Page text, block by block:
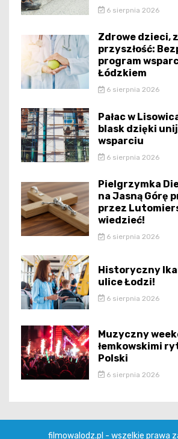
6 sierpnia 2026
Zdrowe dzieci,
przyszłość:
program
Łódzkiem
6 sierpnia 2026
Pałac w
blask dzięki
wsparciu
6 sierpnia 2026
Pielgrzymka
na Jasną Górę
przez
wiedzieć!
6 sierpnia 2026
Historyczny
ulice Łodzi!
6 sierpnia 2026
Muzyczny
łemkowskimi
Polski
6 sierpnia 2026
filmowalodz.pl - wszelkie prawa